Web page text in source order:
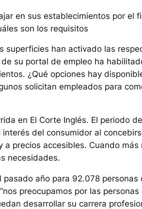
en sus establecimientos por el
son los requisitos
superficies han activado las
su portal de empleo ha
¿Qué opciones hay
solicitan empleados para
en El Corte Inglés. El periodo
del consumidor al
precios accesibles. Cuando más
necesidades.
año para 92.078 personas
preocupamos por las
desarrollar su carrera